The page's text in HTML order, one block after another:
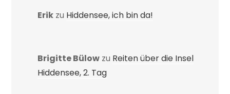
Erik zu Hiddensee, ich bin da!
Brigitte Bülow zu Reiten über die Insel
Hiddensee, 2. Tag